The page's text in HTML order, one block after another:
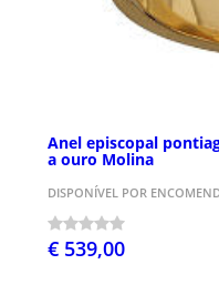
Anel episcopal
a ouro Molina
DISPONÍVEL POR
€ 539,00